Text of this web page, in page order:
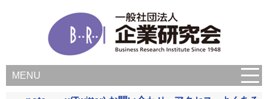
MENU